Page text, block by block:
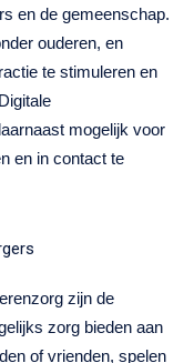
en de gemeenschap.
ouderen, en
te stimuleren en
mogelijk voor
en in contact te
zijn de
zorg bieden aan
of vrienden, spelen